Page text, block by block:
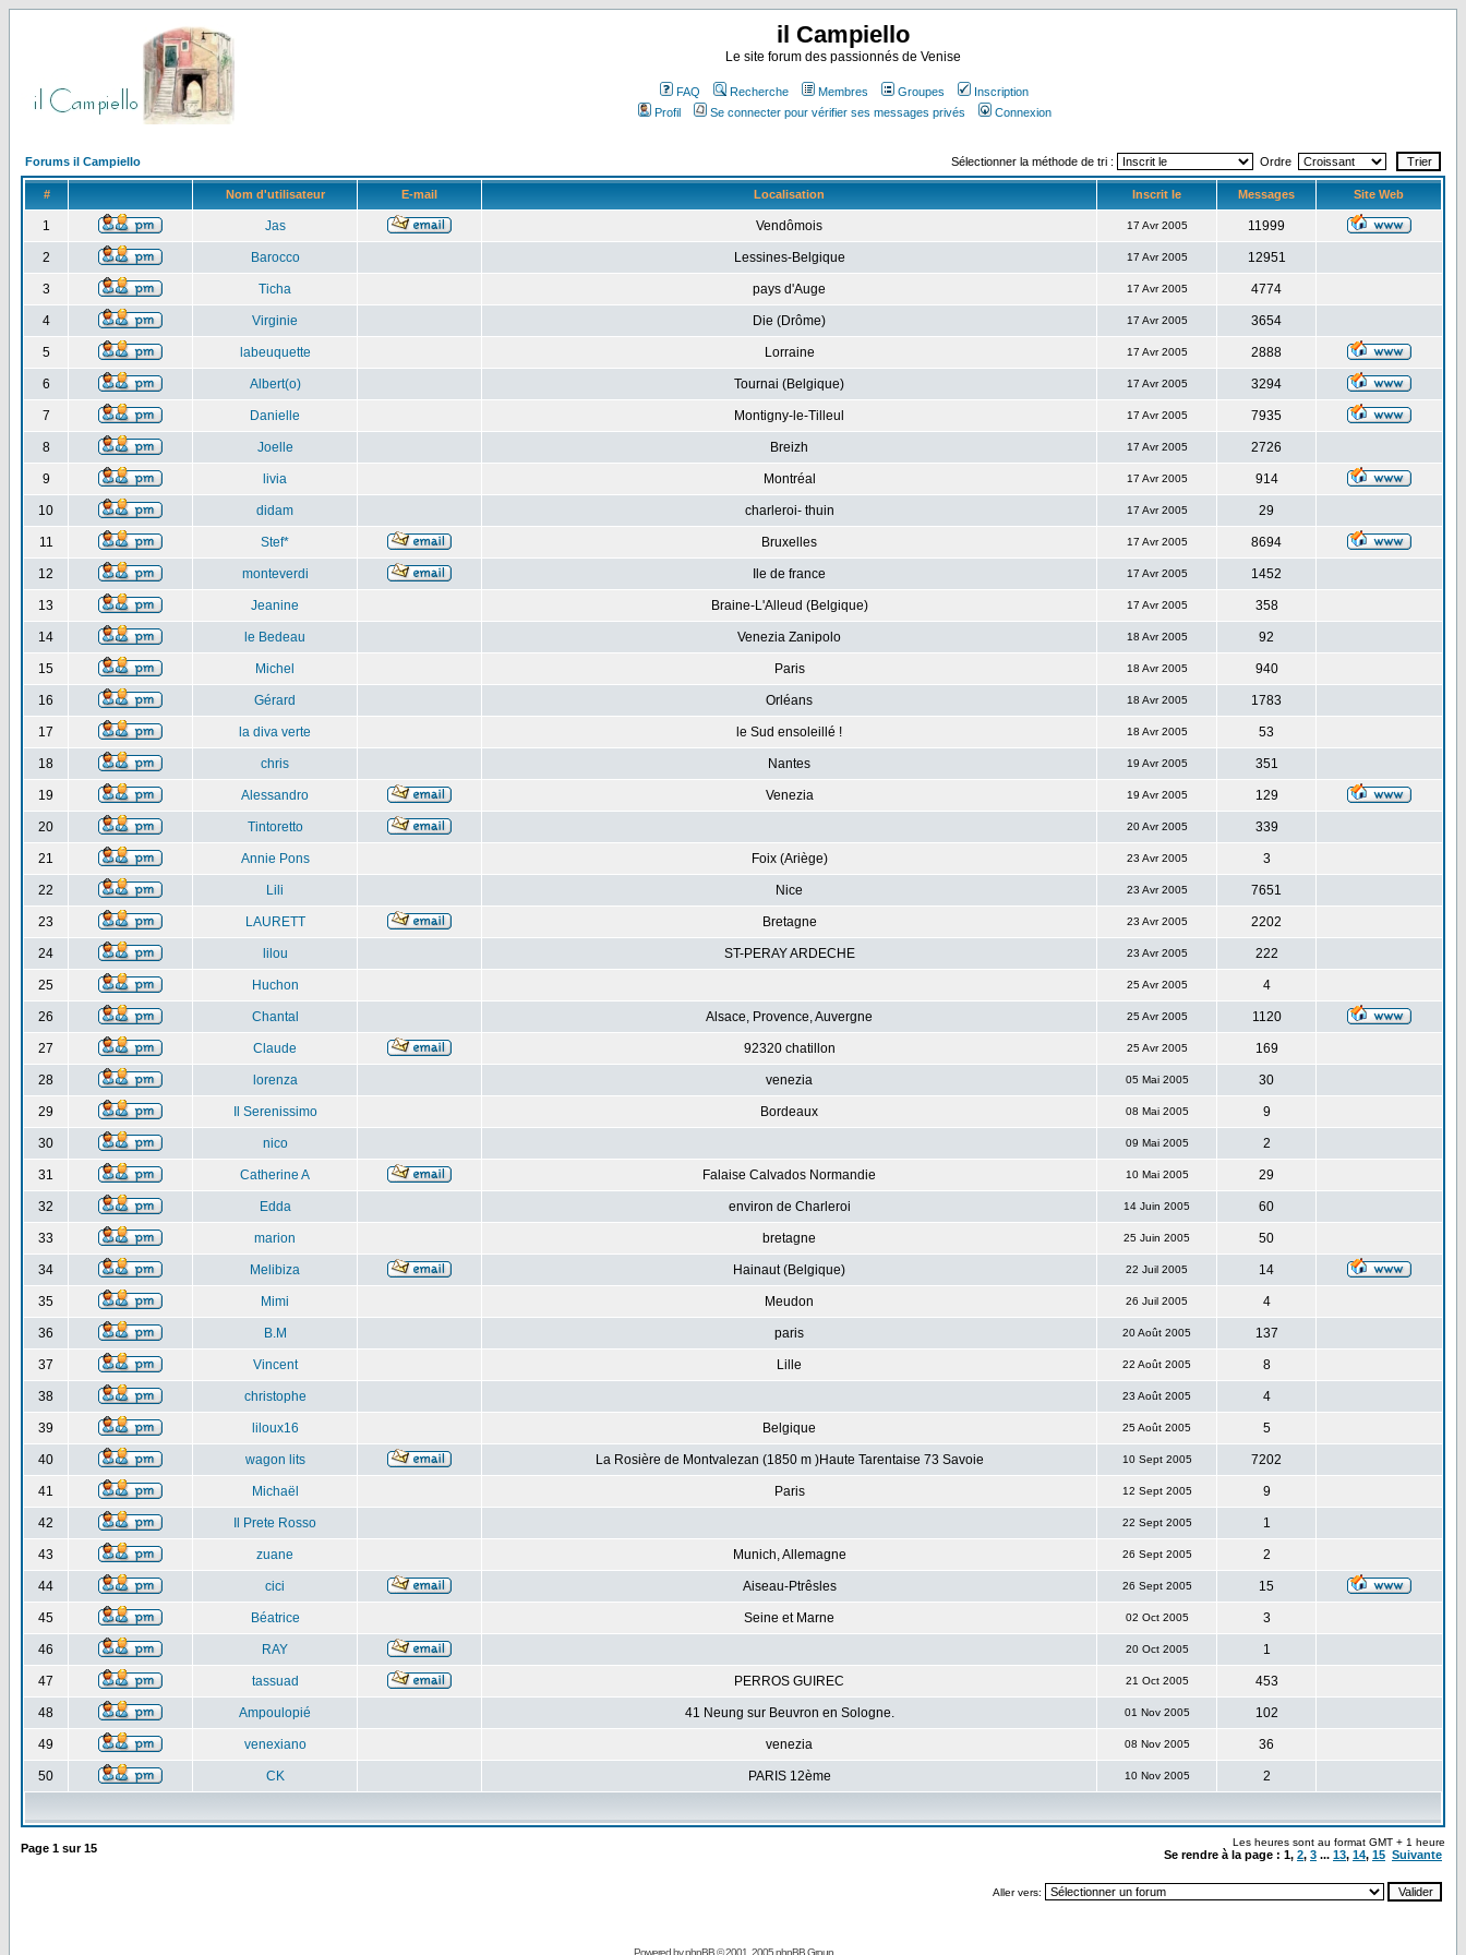
il Campiello
Le site forum des passionnés de Venise
FAQ Recherche Membres Groupes
Inscription
Profil
Se connecter pour vérifier ses messages privés Connexion
Forums il Campiello Sélectionner la méthode de tri : Ordre
# Nom d'utilisateur E-mail Localisation Inscrit le Messages Site Web
1 Jas Vendômois 17 Avr 2005 11999
2 Barocco Lessines-Belgique 17 Avr 2005 12951
3 Ticha pays d'Auge 17 Avr 2005 4774
4 Virginie Die (Drôme) 17 Avr 2005 3654
5 labeuquette Lorraine 17 Avr 2005 2888
6 Albert(o) Tournai (Belgique) 17 Avr 2005 3294
7 Danielle Montigny-le-Tilleul 17 Avr 2005 7935
8 Joelle Breizh 17 Avr 2005 2726
9 livia Montréal 17 Avr 2005 914
10 didam charleroi- thuin 17 Avr 2005 29
11 Stef* Bruxelles 17 Avr 2005 8694
12 monteverdi Ile de france 17 Avr 2005 1452
13 Jeanine Braine-L'Alleud (Belgique) 17 Avr 2005 358
14 le Bedeau Venezia Zanipolo 18 Avr 2005 92
15 Michel Paris 18 Avr 2005 940
16 Gérard Orléans 18 Avr 2005 1783
17 la diva verte le Sud ensoleillé ! 18 Avr 2005 53
18 chris Nantes 19 Avr 2005 351
19 Alessandro Venezia 19 Avr 2005 129
20 Tintoretto 20 Avr 2005 339
21 Annie Pons Foix (Ariège) 23 Avr 2005 3
22 Lili Nice 23 Avr 2005 7651
23 LAURETT Bretagne 23 Avr 2005 2202
24 lilou ST-PERAY ARDECHE 23 Avr 2005 222
25 Huchon 25 Avr 2005 4
26 Chantal Alsace, Provence, Auvergne 25 Avr 2005 1120
27 Claude 92320 chatillon 25 Avr 2005 169
28 lorenza venezia 05 Mai 2005 30
29 Il Serenissimo Bordeaux 08 Mai 2005 9
30 nico 09 Mai 2005 2
31 Catherine A Falaise Calvados Normandie 10 Mai 2005 29
32 Edda environ de Charleroi 14 Juin 2005 60
33 marion bretagne 25 Juin 2005 50
34 Melibiza Hainaut (Belgique) 22 Juil 2005 14
35 Mimi Meudon 26 Juil 2005 4
36 B.M paris 20 Août 2005 137
37 Vincent Lille 22 Août 2005 8
38 christophe 23 Août 2005 4
39 liloux16 Belgique 25 Août 2005 5
40 wagon lits La Rosière de Montvalezan (1850 m )Haute Tarentaise 73 Savoie 10 Sept 2005 7202
41 Michaël Paris 12 Sept 2005 9
42 Il Prete Rosso 22 Sept 2005 1
43 zuane Munich, Allemagne 26 Sept 2005 2
44 cici Aiseau-Ptrêsles 26 Sept 2005 15
45 Béatrice Seine et Marne 02 Oct 2005 3
46 RAY 20 Oct 2005 1
47 tassuad PERROS GUIREC 21 Oct 2005 453
48 Ampoulopié 41 Neung sur Beuvron en Sologne. 01 Nov 2005 102
49 venexiano venezia 08 Nov 2005 36
50 CK PARIS 12ème 10 Nov 2005 2
Page 1 sur15 Les heures sont au format GMT + 1 heure
Se rendre à la page : 1, 2, 3 ... 13, 14, 15 Suivante
Aller vers:
Powered byphpBB© 2001, 2005 phpBB Group